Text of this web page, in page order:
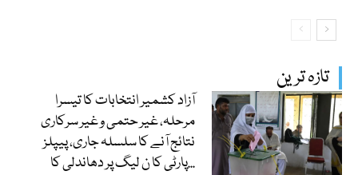
تازہ ترین
آزاد کشمیر انتخابات کا تیسرا
مرحلہ، غیر حتمی و غیر سرکاری
نتائج آنے کا سلسلہ جاری، پیپلز
پارٹی کا ن لیگ پر دھاندلی کا...